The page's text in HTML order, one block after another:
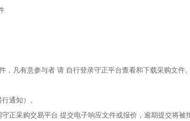
，凡有意参与者 请 自行登录守正平台查看和下载采购文件。
通知）。
守正采购交易平台 提交电子响应文件或报价，逾期提交将被